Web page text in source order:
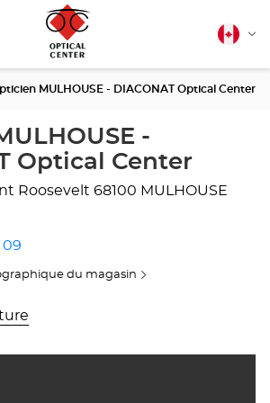
Français
MULHOUSE - DIACONAT Optical Center
-
Optical Center
Roosevelt 68100 MULHOUSE
09
du magasin